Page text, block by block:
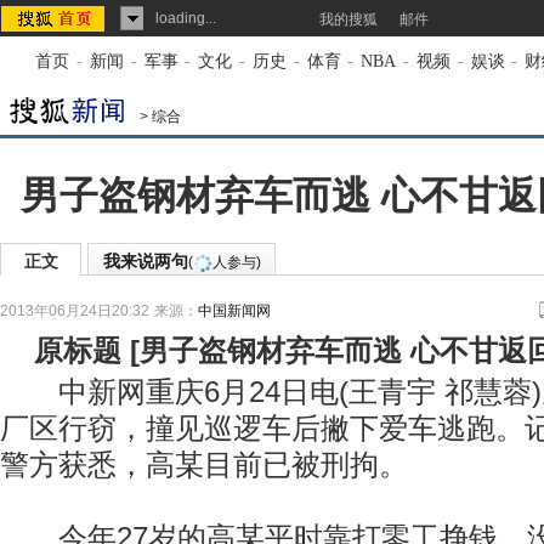
loading... 我的搜狐 邮件
首页 - 新闻 - 军事 - 文化 - 历史 - 体育 - NBA - 视频 - 娱谈 -
> 综合
男子盗钢材弃车而逃 心不甘
正文 我来说两句( 人参与)
2013年06月24日20:32 来源： 中国新闻网
原标题 [男子盗钢材弃车而逃 心不甘返
中新网重庆6月24日电(王青宇 祁慧蓉)
厂区行窃，撞见巡逻车后撇下爱车逃跑。
警方获悉，高某目前已被刑拘。